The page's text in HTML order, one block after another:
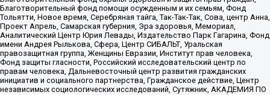
Благотворительный фонд помощи осужденным и их семьям, Фонд
Тольятти, Новое время, Серебряная тайга, Так-Так-Так, Сова, центр Анна,
Проект Апрель, Самарская губерния, Эра здоровья, Мемориал,
Аналитический Центр Юрия Левады, Издательство Парк Гагарина, Фонд
имени Андрея Рылькова, Сфера, Центр СИБАЛЬТ, Уральская
правозащитная группа, Женщины Евразии, Институт прав человека,
Фонд защиты гласности, Российский исследовательский центр по
правам человека, Дальневосточный центр развития гражданских
инициатив и социального партнерства, Гражданское действие, Центр
независимых социологических исследований, Сутяжник, АКАДЕМИЯ ПО